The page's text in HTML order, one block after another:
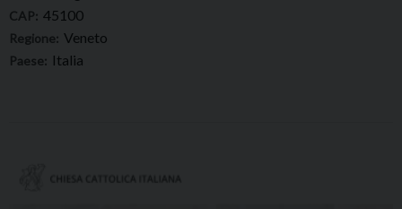
CAP: 45100
Regione: Veneto
Paese: Italia